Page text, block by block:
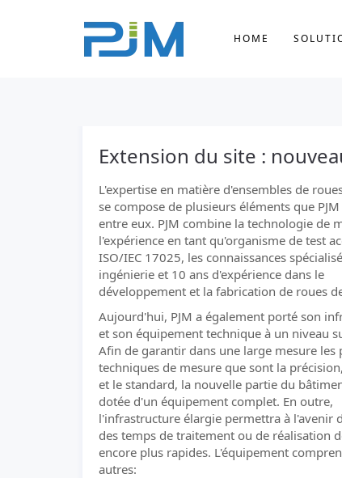
HOME
Extension du site :
L'expertise en matière d'ensembles de
se compose de plusieurs éléments que
entre eux. PJM combine la technologie de
l'expérience en tant qu'organisme de test
ISO/IEC 17025, les connaissances
ingénierie et 10 ans d'expérience dans le
développement et la fabrication de roues
Aujourd'hui, PJM a également porté son
et son équipement technique à un niveau
Afin de garantir dans une large mesure les
techniques de mesure que sont la
et le standard, la nouvelle partie du
dotée d'un équipement complet. En outre,
l'infrastructure élargie permettra à l'avenir
des temps de traitement ou de réalisation
encore plus rapides. L'équipement
autres: